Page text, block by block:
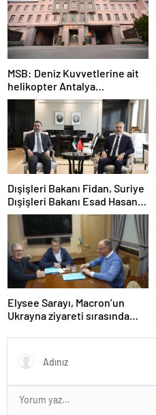
MSB: Deniz Kuvvetlerine ait
helikopter Antalya
açıklarında acil iniş yaptı
Dışişleri Bakanı Fidan, Suriye
Dışişleri Bakanı Esad Hasan
Şeybani ile görüştü
Elysee Sarayı, Macron’un
Ukrayna ziyareti sırasında
iddiasını yalanladı